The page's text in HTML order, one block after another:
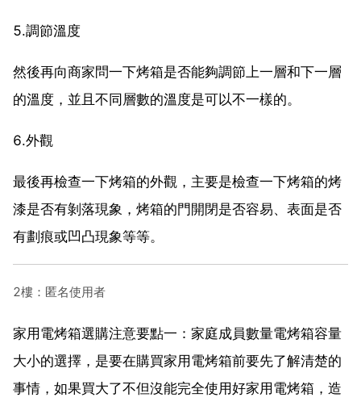
5.調節溫度
然後再向商家問一下烤箱是否能夠調節上一層和下一層
的溫度，並且不同層數的溫度是可以不一樣的。
6.外觀
最後再檢查一下烤箱的外觀，主要是檢查一下烤箱的烤
漆是否有剝落現象，烤箱的門開閉是否容易、表面是否
有劃痕或凹凸現象等等。
2樓：匿名使用者
家用電烤箱選購注意要點一：家庭成員數量電烤箱容量
大小的選擇，是要在購買家用電烤箱前要先了解清楚的
事情，如果買大了不但沒能完全使用好家用電烤箱，造